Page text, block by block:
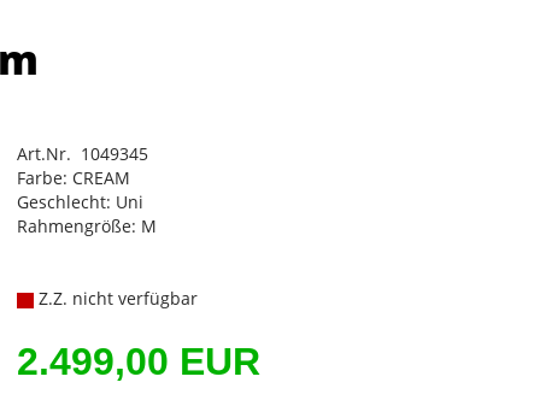
Art.Nr. 1049345
Farbe: CREAM
Geschlecht: Uni
Rahmengröße: M
Z.Z. nicht verfügbar
2.499,00 EUR